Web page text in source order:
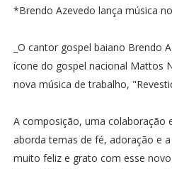
*Brendo Azevedo lança música
_O cantor gospel baiano Brendo
ícone do gospel nacional Mattos
nova música de trabalho,
A composição, uma colaboração
aborda temas de fé, adoração e
muito feliz e grato com esse